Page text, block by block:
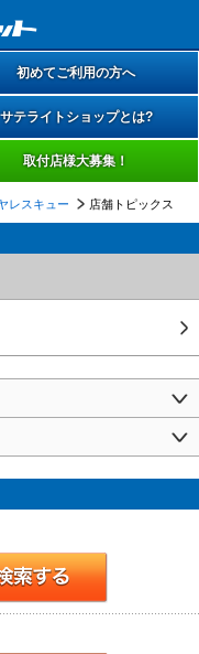
初めてご利用の方へ
サテライトショップとは?
取付店様大募集！
レスキュー 店舗トピックス